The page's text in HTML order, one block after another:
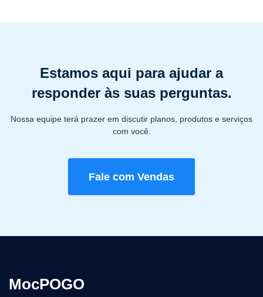
Estamos aqui para ajudar a
responder às suas perguntas.
Nossa equipe terá prazer em discutir planos, produtos e serviços
com você.
Fale com Vendas
MocPOGO